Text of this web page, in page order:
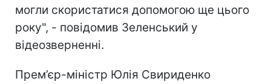
могли скористатися допомогою ще цього
року", - повідомив Зеленський у
відеозверненні.
Прем’єр-міністр Юлія Свириденко